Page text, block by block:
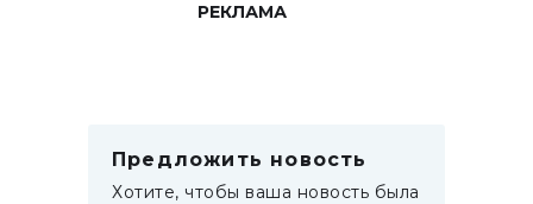
РЕКЛАМА
Предложить новость
Хотите, чтобы ваша новость была